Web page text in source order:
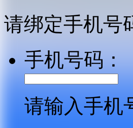
请绑定手机号
手机号码：
请输入手机